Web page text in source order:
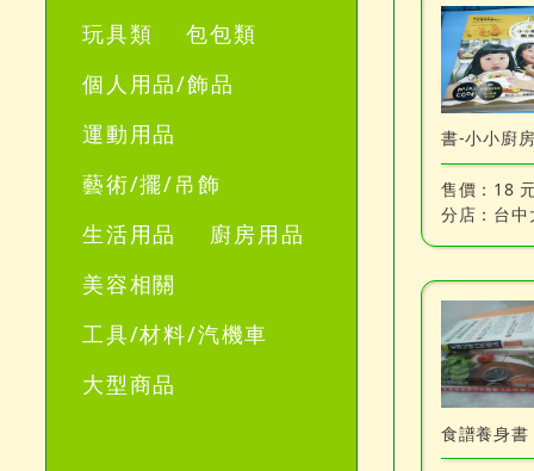
玩具類
包包類
個人用品/飾品
運動用品
藝術/擺/吊飾
生活用品
廚房用品
美容相關
工具/材料/汽機車
大型商品
售價： 18
分店： 台中
食譜養身書